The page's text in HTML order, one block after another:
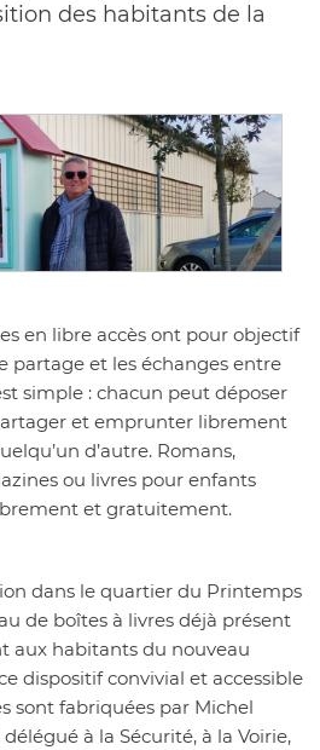
des habitants de la
en libre accès ont pour objectif
partage et les échanges entre
simple : chacun peut déposer
et emprunter librement
d’autre. Romans,
ou livres pour enfants
et gratuitement.
dans le quartier du Printemps
de boîtes à livres déjà présent
aux habitants du nouveau
dispositif convivial et accessible
sont fabriquées par Michel
à la Sécurité, à la Voirie,